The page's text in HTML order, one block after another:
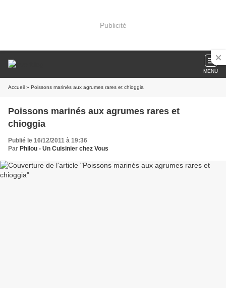
Publicité
MENU
Accueil » Poissons marinés aux agrumes rares et chioggia
Poissons marinés aux agrumes rares et
chioggia
Publié le 16/12/2011 à 19:36
Par Philou - Un Cuisinier chez Vous